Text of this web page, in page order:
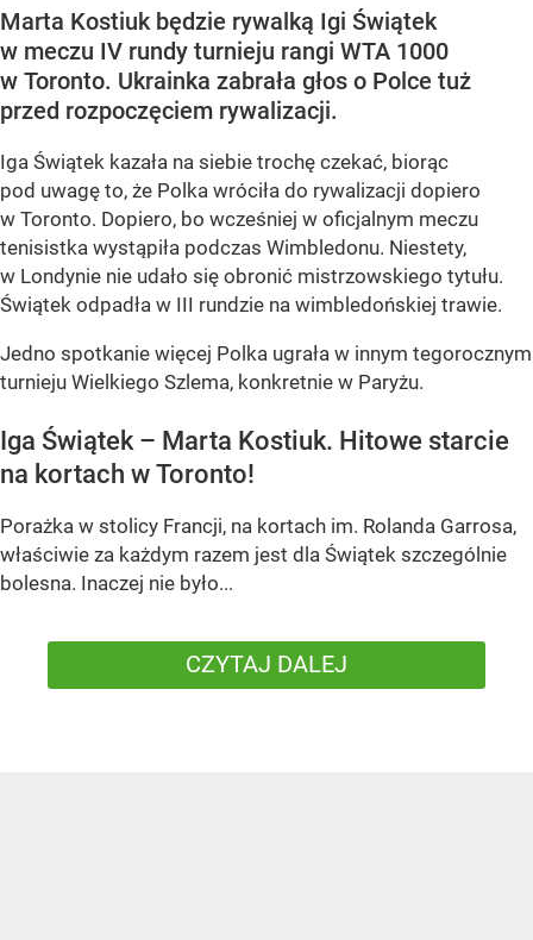
Marta Kostiuk będzie rywalką Igi Świątek
w meczu IV rundy turnieju rangi WTA 1000
w Toronto. Ukrainka zabrała głos o Polce tuż
przed rozpoczęciem rywalizacji.
Iga Świątek kazała na siebie trochę czekać, biorąc
pod uwagę to, że Polka wróciła do rywalizacji dopiero
w Toronto. Dopiero, bo wcześniej w oficjalnym meczu
tenisistka wystąpiła podczas Wimbledonu. Niestety,
w Londynie nie udało się obronić mistrzowskiego tytułu.
Świątek odpadła w III rundzie na wimbledońskiej trawie.
Jedno spotkanie więcej Polka ugrała w innym tegorocznym
turnieju Wielkiego Szlema, konkretnie w Paryżu.
Iga Świątek – Marta Kostiuk. Hitowe starcie
na kortach w Toronto!
Porażka w stolicy Francji, na kortach im. Rolanda Garrosa,
właściwie za każdym razem jest dla Świątek szczególnie
bolesna. Inaczej nie było...
CZYTAJ DALEJ